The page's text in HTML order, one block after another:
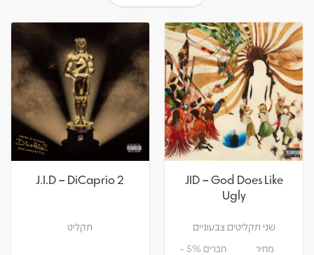
JID – God Does Like
Ugly
שני תקליטים צבעוניים
מחיר חברים 5% -
J.I.D – DiCaprio 2
תקליט